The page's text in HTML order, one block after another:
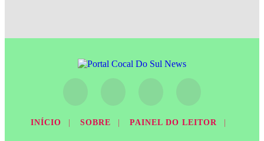
INÍCIO | SOBRE | PAINEL DO LEITOR |